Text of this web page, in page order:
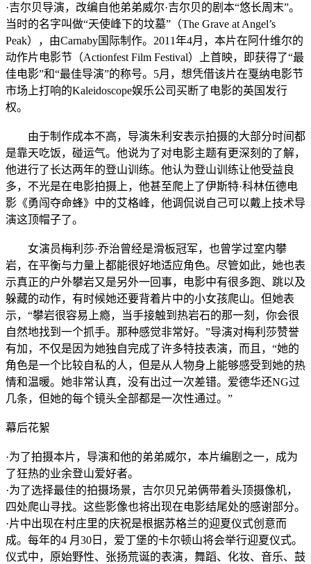
·吉尔贝导演，改编自他弟弟威尔·吉尔贝的剧本“悠长周末”。
当时的名字叫做“天使峰下的坟墓”（The Grave at Angel’s
Peak），由Carnaby国际制作。2011年4月，本片在阿什维尔的
动作片电影节（Actionfest Film Festival）上首映，即获得了“最
佳电影”和“最佳导演”的称号。5月，想凭借该片在戛纳电影节
市场上打响的Kaleidoscope娱乐公司买断了电影的英国发行
权。
由于制作成本不高，导演朱利安表示拍摄的大部分时间都
是靠天吃饭，碰运气。他说为了对电影主题有更深刻的了解，
他进行了长达两年的登山训练。他认为登山训练让他受益良
多，不光是在电影拍摄上，他甚至爬上了伊斯特·科林伍德电
影《勇闯夺命蜂》中的艾格峰，他调侃说自己可以戴上技术导
演这顶帽子了。
女演员梅利莎·乔治曾经是滑板冠军，也曾学过室内攀
岩，在平衡与力量上都能很好地适应角色。尽管如此，她也表
示真正的户外攀岩又是另外一回事，电影中有很多跑、跳以及
躲藏的动作，有时候她还要背着片中的小女孩爬山。但她表
示，“攀岩很容易上瘾，当手接触到热岩石的那一刻，你会很
自然地找到一个抓手。那种感觉非常好。”导演对梅利莎赞誉
有加，不仅是因为她独自完成了许多特技表演，而且，“她的
角色是一个比较自私的人，但是从人物身上能够感受到她的热
情和温暖。她非常认真，没有出过一次差错。爱德华还NG过
几条，但她的每个镜头全部都是一次性通过。”
幕后花絮
·为了拍摄本片，导演和他的弟弟威尔，本片编剧之一，成为
了狂热的业余登山爱好者。
·为了选择最佳的拍摄场景，吉尔贝兄弟俩带着头顶摄像机，
四处爬山寻找。这些影像也将出现在电影结尾处的感谢部分。
·片中出现在村庄里的庆祝是根据苏格兰的迎夏仪式创意而
成。每年的4 月30日，爱丁堡的卡尔顿山将会举行迎夏仪式。
仪式中，原始野性、张扬荒诞的表演，舞蹈、化妆、音乐、鼓